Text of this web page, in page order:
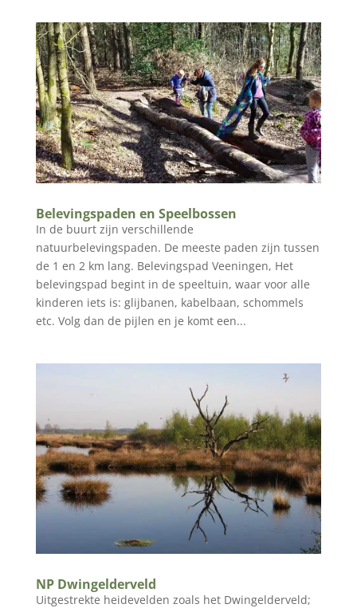
Belevingspaden en Speelbossen
In de buurt zijn verschillende
natuurbelevingspaden. De meeste paden zijn tussen
de 1 en 2 km lang. Belevingspad Veeningen, Het
belevingspad begint in de speeltuin, waar voor alle
kinderen iets is: glijbanen, kabelbaan, schommels
etc. Volg dan de pijlen en je komt een...
NP Dwingelderveld
Uitgestrekte heidevelden zoals het Dwingelderveld;